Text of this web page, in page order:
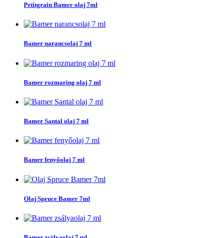
Petitgrain Bamer olaj 7ml
Bamer narancsolaj 7 ml
Bamer rozmaring olaj 7 ml
Bamer Santal olaj 7 ml
Bamer fenyőolaj 7 ml
Olaj Spruce Bamer 7ml